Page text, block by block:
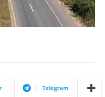
Telegram